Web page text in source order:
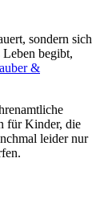
sondern sich
begibt,
&
für Kinder, die
leider nur